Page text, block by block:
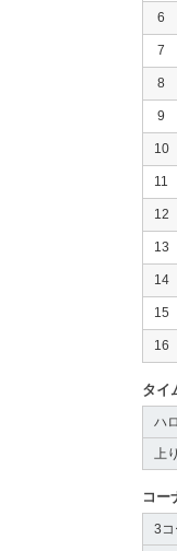
6
7
8
9
10
11
12
13
14
15
16
タイ
ハ
上り
コー
3コ